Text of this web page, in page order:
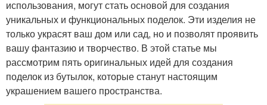
использования, могут стать основой для создания
уникальных и функциональных поделок. Эти изделия не
только украсят ваш дом или сад, но и позволят проявить
вашу фантазию и творчество. В этой статье мы
рассмотрим пять оригинальных идей для создания
поделок из бутылок, которые станут настоящим
украшением вашего пространства.